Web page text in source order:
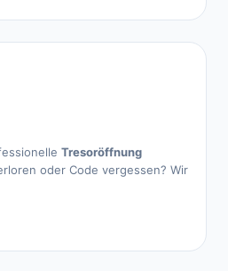
Tresoröffnung
oder Code vergessen? Wir